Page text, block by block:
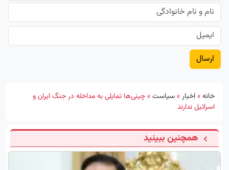
خانه»اخبار»سیاست»چینی‌ها تمایلی به مداخله در جنگ ایران و
اسرائیل ندارند
همچنین ببینید